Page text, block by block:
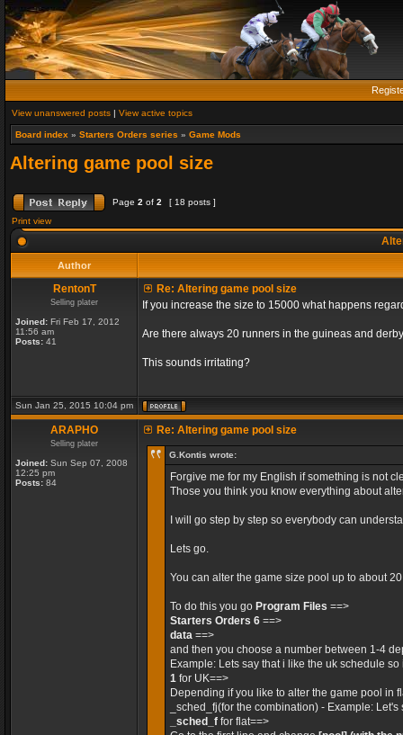
View unanswered posts | View active topics
Board index » Starters Orders series » Game Mods
Altering game pool size
Page 2 of 2
[ 18 posts ]
Print view
Author
RentonT
Selling plater
Joined: Fri Feb 17, 2012
11:56 am
Posts: 41
Re: Altering game pool size
If you increase the size to 15000 what happens
Are there always 20 runners in the guineas and
This sounds irritating?
Sun Jan 25, 2015 10:04 pm
ARAPHO
Selling plater
Joined: Sun Sep 07, 2008
12:25 pm
Posts: 84
Re: Altering game pool size
G.Kontis wrote:
Forgive me for my English if something is not
Those you think you know everything about
I will go step by step so everybody can
Lets go.
You can alter the game size pool up to about
To do this you go Program Files ==>
Starters Orders 6 ==>
data ==>
and then you choose a number between 1-4
Example: Lets say that i like the uk schedule so
1 for UK==>
Depending if you like to alter the game pool in
_sched_fj(for the combination) - Example:
_sched_f for flat==>